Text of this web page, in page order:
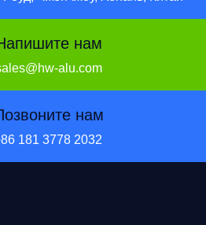
нам
alu.com
нам
181 3778 2032